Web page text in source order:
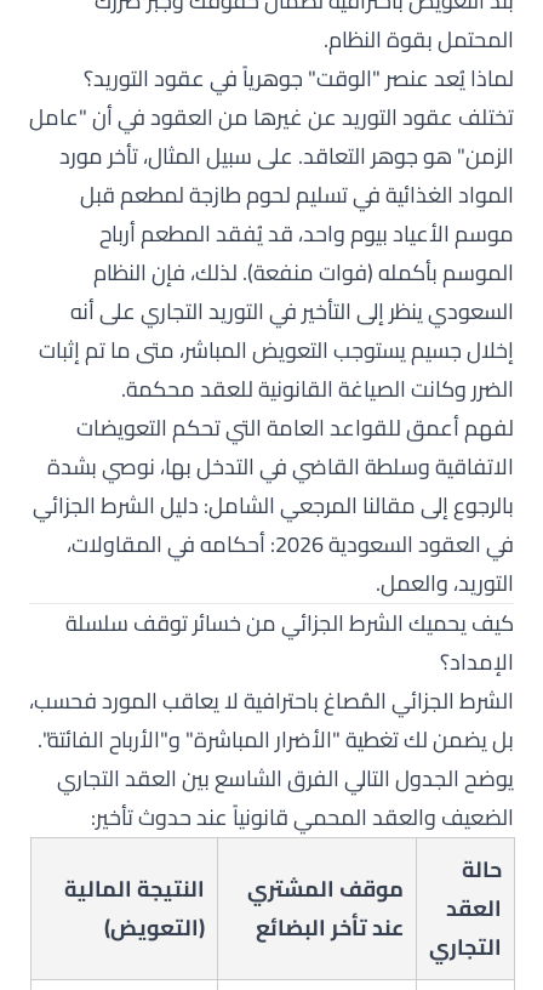
المحتمل بقوة النظام.
لماذا يُعد عنصر "الوقت" جوهرياً في عقود التوريد؟
تختلف عقود التوريد عن غيرها من العقود في أن "عامل
الزمن" هو جوهر التعاقد. على سبيل المثال، تأخر مورد
المواد الغذائية في تسليم لحوم طازجة لمطعم قبل
موسم الأعياد بيوم واحد، قد يُفقد المطعم أرباح
الموسم بأكمله (فوات منفعة). لذلك، فإن النظام
السعودي ينظر إلى التأخير في التوريد التجاري على أنه
إخلال جسيم يستوجب التعويض المباشر، متى ما تم إثبات
الضرر وكانت الصياغة القانونية للعقد محكمة.
لفهم أعمق للقواعد العامة التي تحكم التعويضات
الاتفاقية وسلطة القاضي في التدخل بها، نوصي بشدة
بالرجوع إلى مقالنا المرجعي الشامل:دليل الشرط الجزائي
في العقود السعودية 2026: أحكامه في المقاولات،
التوريد، والعمل.
كيف يحميك الشرط الجزائي من خسائر توقف سلسلة
الإمداد؟
الشرط الجزائي المُصاغ باحترافية لا يعاقب المورد فحسب،
بل يضمن لك تغطية "الأضرار المباشرة" و"الأرباح الفائتة".
يوضح الجدول التالي الفرق الشاسع بين العقد التجاري
الضعيف والعقد المحمي قانونياً عند حدوث تأخير:
حالة
العقد
التجاري
موقف المشتري
عند تأخر البضائع
النتيجة المالية
(التعويض)